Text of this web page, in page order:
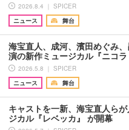
2026.8.4 ｜ SPICER
ニュース
舞台
海宝直人、成河、濱田めぐみ
演の新作ミュージカル『ニコ
2026.5.8 ｜ SPICER
ニュース
舞台
キャストを一新、海宝直人ら
ジカル『レベッカ』 が開幕